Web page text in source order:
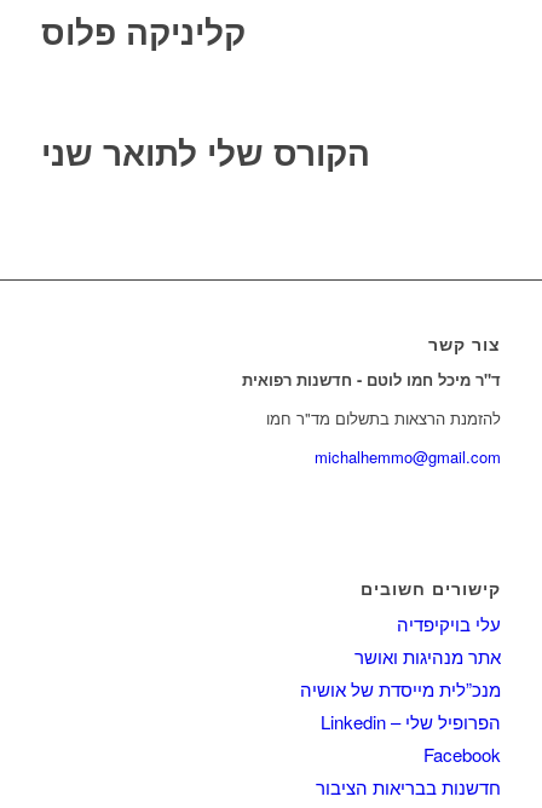
קליניקה פלוס
הקורס שלי לתואר שני
צור קשר
ד"ר מיכל חמו לוטם - חדשנות רפואית
להזמנת הרצאות בתשלום מד"ר חמו
michalhemmo@gmail.com
קישורים חשובים
עלי בויקיפדיה
אתר מנהיגות ואושר
מנכ”לית מייסדת של אושיה
הפרופיל שלי – Linkedin
Facebook
חדשנות בבריאות הציבור